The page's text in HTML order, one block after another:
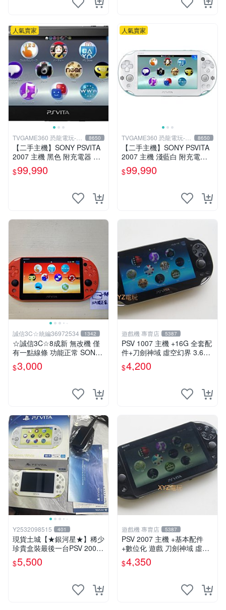
人氣賣家
TVGAME360 恐龍電玩-台
中店
8650
【二手主機】SONY PSVITA
2007 主機 黑色 附充電器 US
B傳輸線 PS VITA PSV【台中
恐龍電玩】
$99,990
人氣賣家
TVGAME360 恐龍電玩-台
中店
8650
【二手主機】SONY PSVITA
2007 主機 淺藍白 附充電器
USB傳輸線 PS VITA PSV 裸
裝 台中
$99,990
誠信3C☆統編36972534 1342
☆誠信3C☆8成新 無改機 僅
有一點線條 功能正常 SONY
PSV VITA 主機 2000 型 二手
功能正常 賣3千 也可用各式
$3,000
遊戲機 專賣店 5387
PSV 1007 主機 +16G 全套配
件+刀劍神域 虛空幻界 3.61
版本85成新 PSVita1007 一年
保修
$4,200
Y2532098515 401
現貨土城【★銀河星★】稀少
珍貴盒裝最後一台PSV 2000
主機.PSV2000 品質保證日版
可轉換中文
$5,500
遊戲機 專賣店 5387
PSV 2007 主機 +基本配件
+數位化 遊戲 刀劍神域 虛空
幻界 保修一年
$4,350